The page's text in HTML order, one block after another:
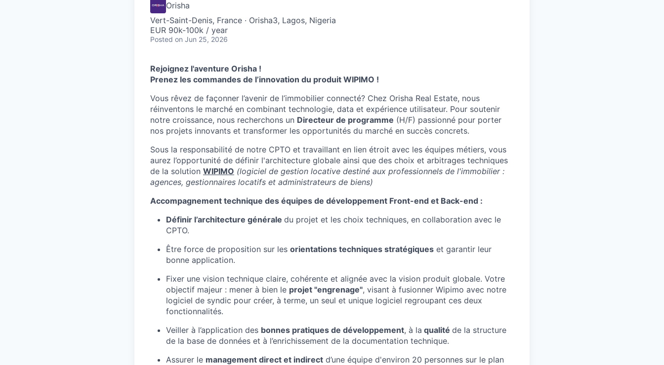
Orisha
Vert-Saint-Denis, France · Orisha3, Lagos, Nigeria
EUR 90k-100k / year
Posted on Jun 25, 2026
Rejoignez l'aventure Orisha !
Prenez les commandes de l’innovation du produit WIPIMO !
Vous rêvez de façonner l’avenir de l’immobilier connecté? Chez Orisha Real Estate, nous
réinventons le marché en combinant technologie, data et expérience utilisateur. Pour soutenir
notre croissance, nous recherchons un Directeur de programme (H/F) passionné pour porter
nos projets innovants et transformer les opportunités du marché en succès concrets.
Sous la responsabilité de notre CPTO et travaillant en lien étroit avec les équipes métiers, vous
aurez l’opportunité de définir l'architecture globale ainsi que des choix et arbitrages techniques
de la solution WIPIMO (logiciel de gestion locative destiné aux professionnels de l'immobilier :
agences, gestionnaires locatifs et administrateurs de biens)
Accompagnement technique des équipes de développement Front-end et Back-end :
Définir l’architecture générale du projet et les choix techniques, en collaboration avec le
CPTO.
Être force de proposition sur les orientations techniques stratégiques et garantir leur
bonne application.
Fixer une vision technique claire, cohérente et alignée avec la vision produit globale. Votre
objectif majeur : mener à bien le projet "engrenage", visant à fusionner Wipimo avec notre
logiciel de syndic pour créer, à terme, un seul et unique logiciel regroupant ces deux
fonctionnalités.
Veiller à l’application des bonnes pratiques de développement, à la qualité de la structure
de la base de données et à l’enrichissement de la documentation technique.
Assurer le management direct et indirect d’une équipe d'environ 20 personnes sur le plan